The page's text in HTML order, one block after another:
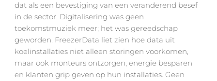
dat als een bevestiging van een veranderend besef
in de sector. Digitalisering was geen
toekomstmuziek meer; het was gereedschap
geworden. FreezerData liet zien hoe data uit
koelinstallaties niet alleen storingen voorkomen,
maar ook monteurs ontzorgen, energie besparen
en klanten grip geven op hun installaties. Geen